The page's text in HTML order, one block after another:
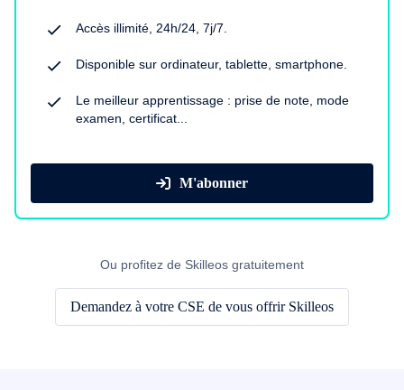
Accès illimité, 24h/24, 7j/7.
Disponible sur ordinateur, tablette, smartphone.
Le meilleur apprentissage : prise de note, mode
examen, certificat...
M'abonner
Ou profitez de Skilleos gratuitement
Demandez à votre CSE de vous offrir Skilleos